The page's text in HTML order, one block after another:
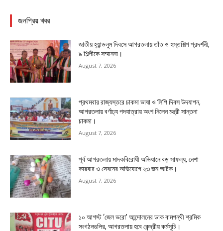
জনপ্রিয় খবর
জাতীয় হ্যান্ডলুম দিবসে আগরতলায় তাঁত ও হস্তশিল্প প্রদর্শনী,
৯ শিল্পীকে সম্মাননা।
August 7, 2026
প্রথমবার রাজ্যস্তরে চাকমা ভাষা ও লিপি দিবস উদযাপন,
আগরতলায় বর্ণাঢ্য পদযাত্রায় অংশ নিলেন মন্ত্রী সান্তনা
চাকমা।
August 7, 2026
পূর্ব আগরতলায় মাদকবিরোধী অভিযানে বড় সাফল্য, নেশা
কারবার ও সেবনের অভিযোগে ২৩ জন আটক।
August 7, 2026
১০ আগস্ট ‘জেল ভরো’ আন্দোলনের ডাক বামপন্থী শ্রমিক
সংগঠনগুলির, আগরতলায় হবে কেন্দ্রীয় কর্মসূচি।